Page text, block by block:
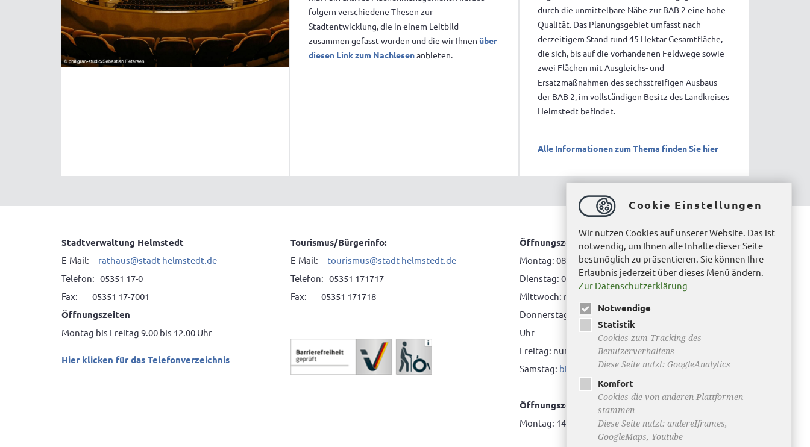
folgern verschiedene Thesen zur
Stadtentwicklung, die in einem Leitbild
zusammen gefasst wurden und die wir Ihnen über
diesen Link zum Nachlesenanbieten.
durch die unmittelbare Nähe zur BAB 2 eine hohe
Qualität. Das Planungsgebiet umfasst nach
derzeitigem Stand rund 45 Hektar Gesamtfläche,
die sich, bis auf die vorhandenen Feldwege sowie
zwei Flächen mit Ausgleichs- und
Ersatzmaßnahmen des sechsstreifigen Ausbaus
der BAB 2, im vollständigen Besitz des Landkreises
Helmstedt befindet.
Alle Informationen zum Thema finden Sie hier
Stadtverwaltung Helmstedt
E-Mail: rathaus@stadt-helmstedt.de
Telefon: 05351 17-0
Fax: 05351 17-7001
Öffnungszeiten
Montag bis Freitag 9.00 bis 12.00 Uhr
Hier klicken für das Telefonverzeichnis
Tourismus/Bürgerinfo:
E-Mail: tourismus@stadt-helmstedt.de
Telefon: 05351 171717
Fax: 05351 171718
Öffnungszeiten Bürgerbüro Helmstedt
Montag: 08.00 bis 12.00 Uhr
Dienstag: 08.00 bis 12.00 Uhr & 15.00 Uhr bis 17.00 Uhr
Mittwoch: nur nach Terminvereinbarung
Donnerstag: 08.00 bis 12.00 Uhr & 14.00 Uhr bis 16.00
Uhr
Freitag: nur nach Terminvereinbarung
Samstag: bitte hier klicken
Öffnungszeiten Bürgerbüro Büddenstedt
Montag: 14:00 bis 16:00 Uhr
Cookie Einstellungen
Wir nutzen Cookies auf unserer Website. Das ist
notwendig, um Ihnen alle Inhalte dieser Seite
bestmöglich zu präsentieren. Sie können Ihre
Erlaubnis jederzeit über dieses Menü ändern.
Zur Datenschutzerklärung
Notwendige
Statistik
Cookies zum Tracking des
Benutzerverhaltens
Diese Seite nutzt: GoogleAnalytics
Komfort
Cookies die von anderen Plattformen
stammen
Diese Seite nutzt: andereIframes,
GoogleMaps, Youtube